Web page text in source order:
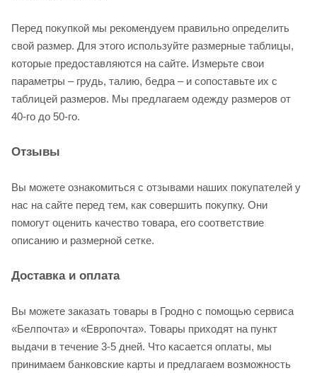
Перед покупкой мы рекомендуем правильно определить
свой размер. Для этого используйте размерные таблицы,
которые предоставляются на сайте. Измерьте свои
параметры – грудь, талию, бедра – и сопоставьте их с
таблицей размеров. Мы предлагаем одежду размеров от
40-го до 50-го.
Отзывы
Вы можете ознакомиться с отзывами наших покупателей у
нас на сайте перед тем, как совершить покупку. Они
помогут оценить качество товара, его соответствие
описанию и размерной сетке.
Доставка и оплата
Вы можете заказать товары в Гродно с помощью сервиса
«Белпочта» и «Европочта». Товары приходят на пункт
выдачи в течение 3-5 дней. Что касается оплаты, мы
принимаем банковские карты и предлагаем возможность